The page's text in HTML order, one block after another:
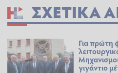
ΣΧΕΤΙΚΆ
Για πρώτη
γιγάντιο